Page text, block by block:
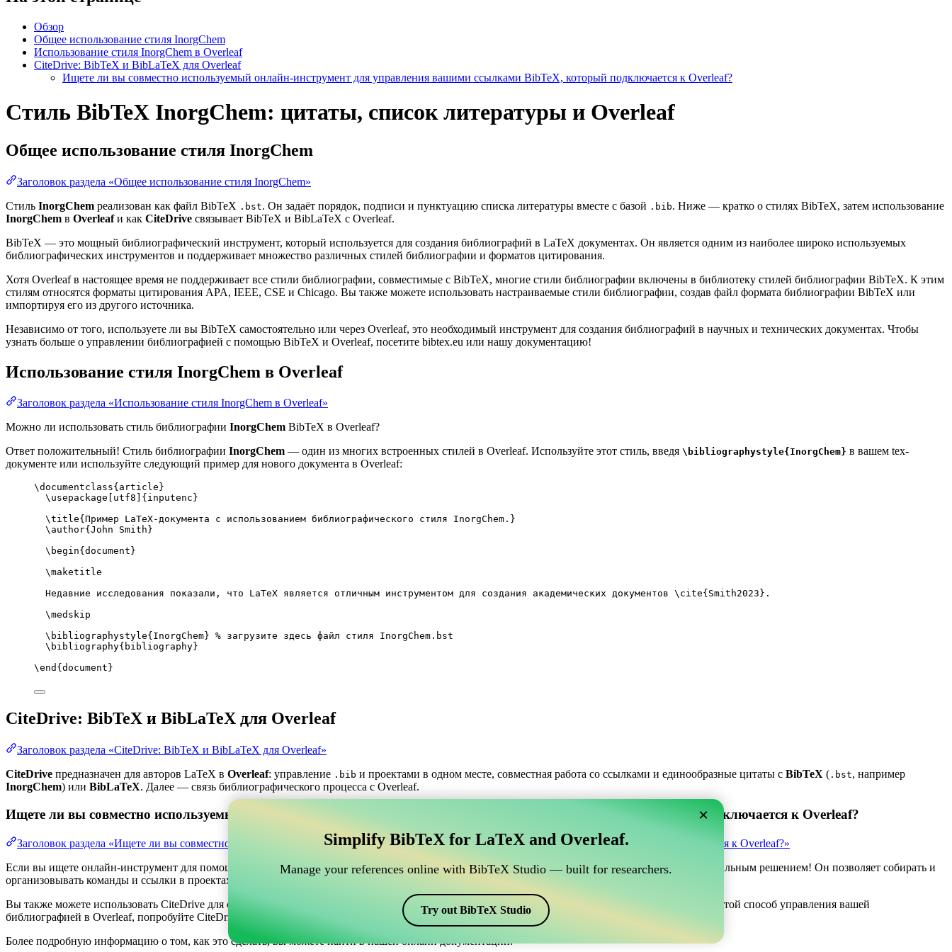
Обзор
Общее использование стиля InorgChem
Использование стиля InorgChem в Overleaf
CiteDrive: BibTeX и BibLaTeX для Overleaf
Ищете ли вы совместно используемый онлайн-инструмент для управления вашими ссылками BibTeX, который подключается к Overleaf?
Стиль BibTeX InorgChem: цитаты, список литературы и Overleaf
Общее использование стиля InorgChem
Заголовок раздела «Общее использование стиля InorgChem»
Стиль InorgChem реализован как файл BibTeX .bst. Он задаёт порядок, подписи и пунктуацию списка литературы вместе с базой .bib. Ниже — кратко о стилях BibTeX, затем использование
InorgChem в Overleafи как CiteDrive связывает BibTeX и BibLaTeX с Overleaf.
BibTeX — это мощный библиографический инструмент, который используется для создания библиографий в LaTeX документах. Он является одним из наиболее широко используемых
библиографических инструментов и поддерживает множество различных стилей библиографии и форматов цитирования.
Хотя Overleaf в настоящее время не поддерживает все стили библиографии, совместимые с BibTeX, многие стили библиографии включены в библиотеку стилей библиографии BibTeX. К этим
стилям относятся форматы цитирования APA, IEEE, CSE и Chicago. Вы также можете использовать настраиваемые стили библиографии, создав файл формата библиографии BibTeX или
импортируя его из другого источника.
Независимо от того, используете ли вы BibTeX самостоятельно или через Overleaf, это необходимый инструмент для создания библиографий в научных и технических документах. Чтобы
узнать больше о управлении библиографией с помощью BibTeX и Overleaf, посетите bibtex.eu или нашу документацию!
Использование стиля InorgChem в Overleaf
Заголовок раздела «Использование стиля InorgChem в Overleaf»
Можно ли использовать стиль библиографии InorgChem BibTeX в Overleaf?
Ответ положительный! Стиль библиографии InorgChem — один из многих встроенных стилей в Overleaf. Используйте этот стиль, введя \bibliographystyle{InorgChem} в вашем tex-
документе или используйте следующий пример для нового документа в Overleaf:
\documentclass{ article }
\usepackage
utf8 ]{ inputenc }
\title{Пример LaTeX-документа с использованием библиографического стиля InorgChem.}
\author{John Smith}
\begin{ document }
\maketitle
Недавние исследования показали, что LaTeX является отличным инструментом для создания академических документов \cite{ Smith2023 }.
\medskip
\bibliographystyle{InorgChem} % загрузите здесь файл стиля InorgChem.bst
\bibliography{bibliography}
\end { document }
CiteDrive: BibTeX и BibLaTeX для Overleaf
Заголовок раздела «CiteDrive: BibTeX и BibLaTeX для Overleaf»
CiteDrive предназначен для авторов LaTeX в Overleaf: управление .bib и проектами в одном месте, совместная работа со ссылками и единообразные цитаты с BibTeX ( .bst, например
InorgChem) или BibLaTeX. Далее — связь библиографического процесса с Overleaf.
Ищете ли вы совместно используемый онлайн-инструмент для управления вашими ссылками BibTeX, который подключается к Overleaf?
Заголовок раздела «Ищете ли вы совместно используемый онлайн-инструмент для управления вашими ссылками BibTeX, который подключается к Overleaf?»
Если вы ищете онлайн-инструмент для помощи в управлении вашими ссылками, цитатами и библиографией в Overleaf, CiteDrive может быть идеальным решением! Он позволяет собирать и
организовывать команды и ссылки в проектах, одновременно поддерживая актуальность записей BibTeX в вашем проекте Overleaf.
Вы также можете использовать CiteDrive для создания библиографий и цитат в различных стилях, включая InorgChem. Так что если вы ищете простой способ управления вашей
библиографией в Overleaf, попробуйте CiteDrive сегодня!
Более подробную информацию о том, как это сделать, вы можете найти в нашей онлайн документации.
×
Simplify BibTeX for LaTeX and Overleaf.
Manage your references online with BibTeX Studio — built for researchers.
Try out BibTeX Studio